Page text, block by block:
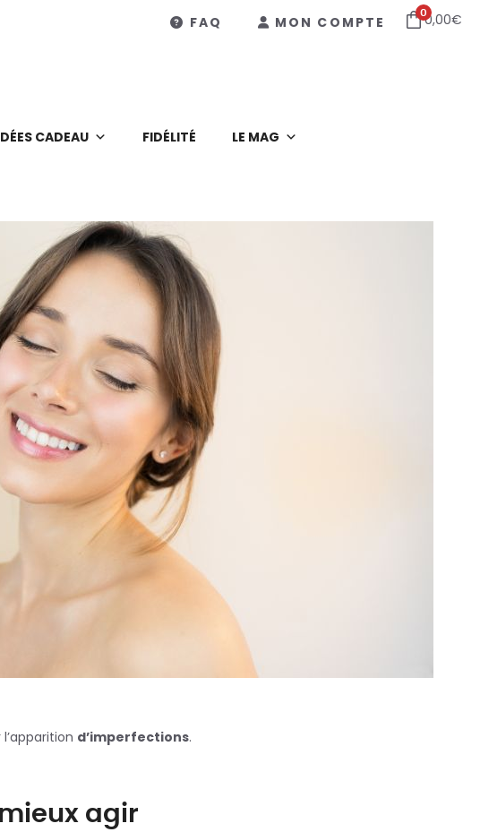
FAQ MON COMPTE
00,00€
CADEAU FIDÉLITÉ LE MAG
d’imperfections.
agir